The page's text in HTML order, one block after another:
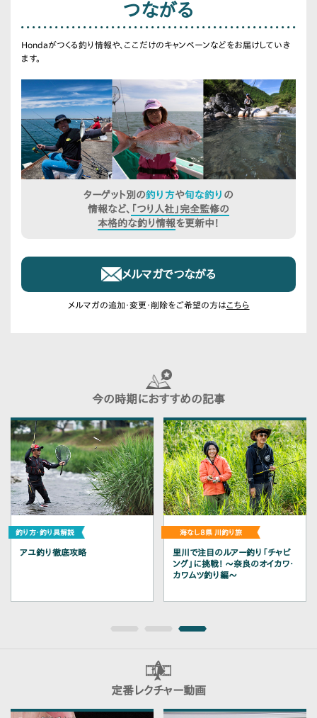
つながる
Hondaがつくる釣り情報や、ここだけのキャンペーンなどをお届けしていき
ます。
ターゲット別の釣り方や旬な釣り の
情報など、 「つり人社」完全監修の
本格的な釣り情報を更新中！
メルマガでつながる
メルマガの追加・変更・削除をご希望の方はこちら
今の時期におすすめの記事
アユ釣り徹底攻略
里川で注目のルアー釣り「チャビ
ング」に挑戦！ 〜奈良のオイカワ・
カワムツ釣り編～
定番レクチャー動画